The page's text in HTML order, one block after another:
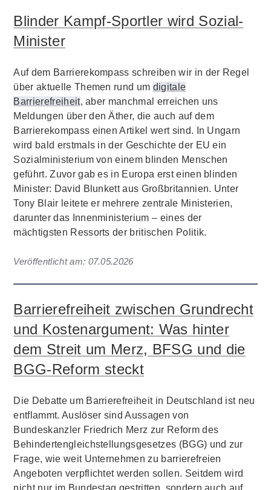
Blinder Kampf-Sportler wird Sozial-
Minister
Auf dem Barrierekompass schreiben wir in der Regel
über aktuelle Themen rund um digitale
Barrierefreiheit, aber manchmal erreichen uns
Meldungen über den Äther, die auch auf dem
Barrierekompass einen Artikel wert sind. In Ungarn
wird bald erstmals in der Geschichte der EU ein
Sozialministerium von einem blinden Menschen
geführt. Zuvor gab es in Europa erst einen blinden
Minister: David Blunkett aus Großbritannien. Unter
Tony Blair leitete er mehrere zentrale Ministerien,
darunter das Innenministerium – eines der
mächtigsten Ressorts der britischen Politik.
Veröffentlicht am: 07.05.2026
Barrierefreiheit zwischen Grundrecht
und Kostenargument: Was hinter
dem Streit um Merz, BFSG und die
BGG-Reform steckt
Die Debatte um Barrierefreiheit in Deutschland ist neu
entflammt. Auslöser sind Aussagen von
Bundeskanzler Friedrich Merz zur Reform des
Behindertengleichstellungsgesetzes (BGG) und zur
Frage, wie weit Unternehmen zu barrierefreien
Angeboten verpflichtet werden sollen. Seitdem wird